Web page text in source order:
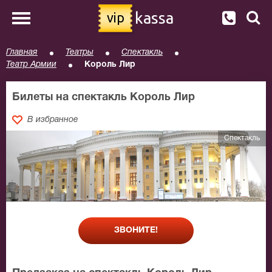
vip kassa
Главная Театры
Спектакль
Театр Армии
Король Лир
Билеты на спектакль Король Лир
В избранное
Спектакль
ЗВОНИТЕ!